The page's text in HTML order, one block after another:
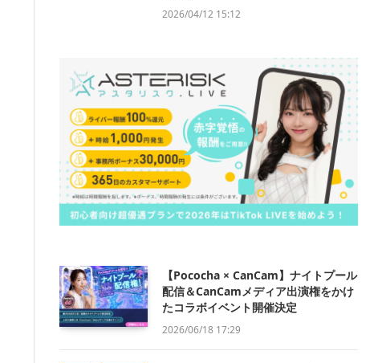
2026/04/12 15:12
【Pococha × CanCam】ナイトプール
配信＆CanCamメディア出演権をかけ
たコラボイベント開催決定
2026/06/18 17:29